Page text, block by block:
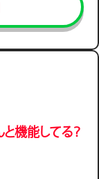
機能してる？